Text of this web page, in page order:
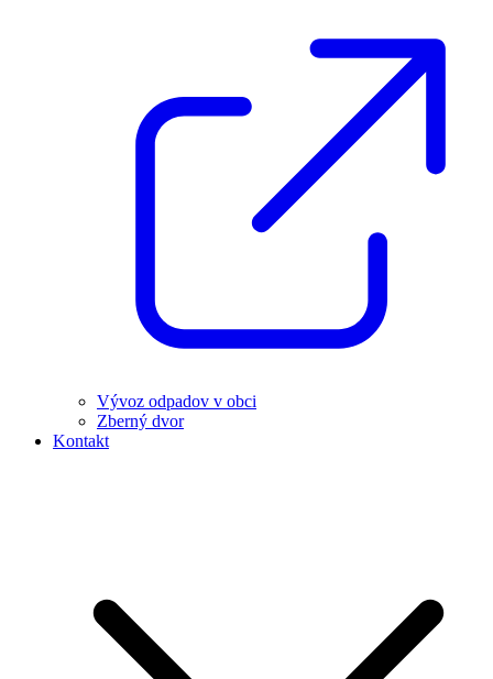
Vývoz odpadov v obci
Zberný dvor
Kontakt